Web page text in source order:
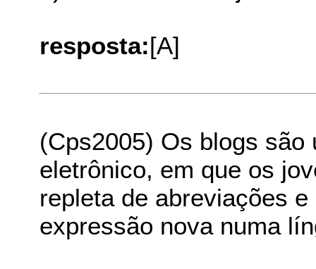
resposta:[A]
(Cps2005) Os blogs
eletrônico, em que os
repleta de abreviações
expressão nova numa